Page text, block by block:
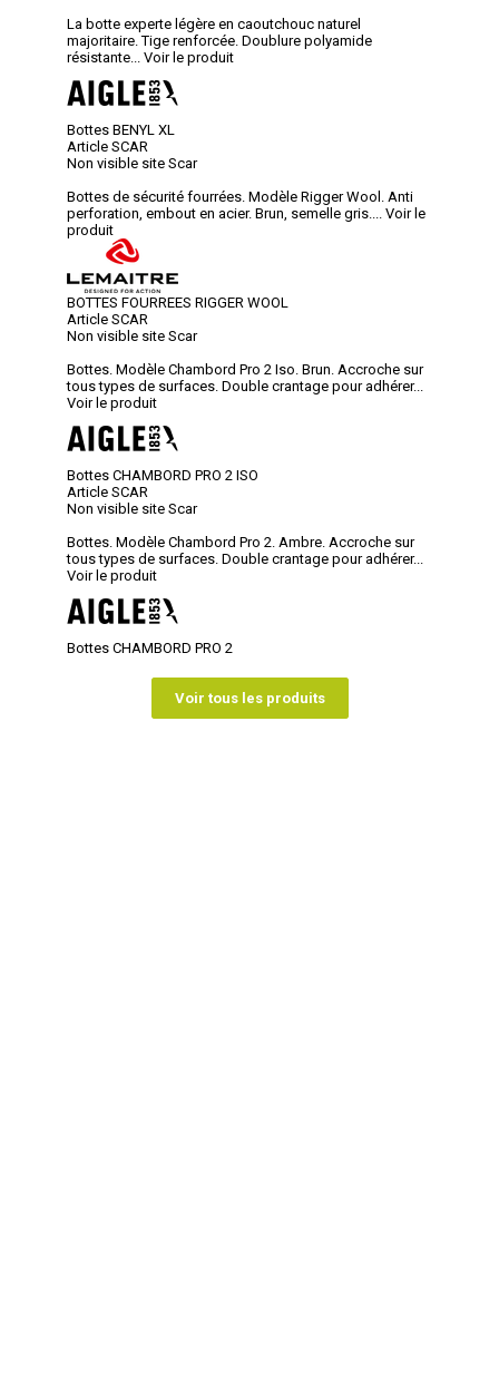
La botte experte légère en caoutchouc naturel
majoritaire. Tige renforcée. Doublure polyamide
résistante...
Voir le produit
Bottes BENYL XL
Article SCAR
Non visible site Scar
Bottes de sécurité fourrées. Modèle Rigger Wool. Anti
perforation, embout en acier. Brun, semelle gris....
Voir le
produit
BOTTES FOURREES RIGGER WOOL
Article SCAR
Non visible site Scar
Bottes. Modèle Chambord Pro 2 Iso. Brun. Accroche sur
tous types de surfaces. Double crantage pour adhérer...
Voir le produit
Bottes CHAMBORD PRO 2 ISO
Article SCAR
Non visible site Scar
Bottes. Modèle Chambord Pro 2. Ambre. Accroche sur
tous types de surfaces. Double crantage pour adhérer...
Voir le produit
Bottes CHAMBORD PRO 2
Voir tous les produits